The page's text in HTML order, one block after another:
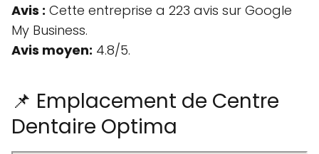
Avis : Cette entreprise a 223 avis sur Google
My Business.
Avis moyen: 4.8/5.
📌 Emplacement de Centre
Dentaire Optima